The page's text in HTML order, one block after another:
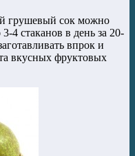
грушевый сок можно
4 стаканов в день за 20-
впрок и
вкусных фруктовых